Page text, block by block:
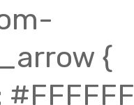
{
#FFFFFF